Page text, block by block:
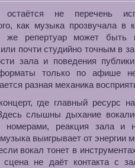
не перечень
как музыка прозвучала в
же репертуар может быть
почти студийно точным в
зала и поведения
только по афише
разная механика
где главный ресурс
слышны дыхание
номерами, реакция зала и
выигрывает от энергии
вокал тонет в
не даёт контакта с